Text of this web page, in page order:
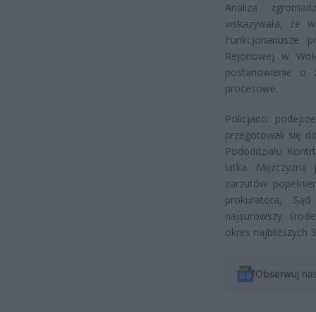
Analiza
wskazywała, że
Funkcjonariusze
Rejonowej w
postanowienie o
procesowe.
Policjanci
przegotowali się
Pododdziału
latka. Mężczyzna
zarzutów
prokuratora,
najsurowszy
okres najbliższych
Obserwuj